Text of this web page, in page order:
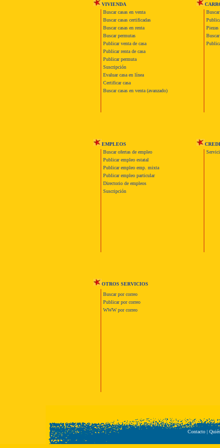
VIVIENDA
Buscar casas en venta
Buscar casas certificadas
Buscar casas en renta
Buscar permutas
Publicar venta de casa
Publicar renta de casa
Publicar permuta
Suscripción
Evaluar casa en línea
Certificar casa
Buscar casas en venta (avanzado)
Piezas
EMPLEOS
Buscar ofertas de empleo
Publicar empleo estatal
Publicar empleo emp. mixta
Publicar empleo particular
Directorio de empleos
Suscripción
OTROS SERVICIOS
Buscar por correo
Publicar por correo
WWW por correo
Contacto|